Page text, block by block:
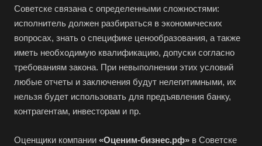
Советске связана с определенными сложностями:
исполнитель должен разбираться в экономических
вопросах, знать о специфике ценообразования, а также
иметь необходимую квалификацию, допуски согласно
требованиям закона. При невыполнении этих условий
любые отчеты и заключения будут нелегитимными, их
нельзя будет использовать для предъявления банку,
контрагентам, инвесторам и пр.
Оценщики компании «Оценим-бизнес.рф» в Советске